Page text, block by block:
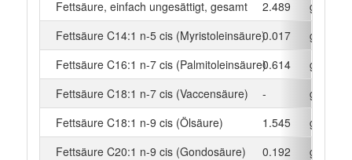
Fettsäure, einfach ungesättigt, gesamt
2.489
g
Fettsäure C14:1 n-5 cis (Myristoleinsäure)0.017
g
Fettsäure C16:1 n-7 cis (Palmitoleinsäure)0.614
g
Fettsäure C18:1 n-7 cis (Vaccensäure)
-
g
Fettsäure C18:1 n-9 cis (Ölsäure)
1.545
g
Fettsäure C20:1 n-9 cis (Gondosäure)
0.192
g